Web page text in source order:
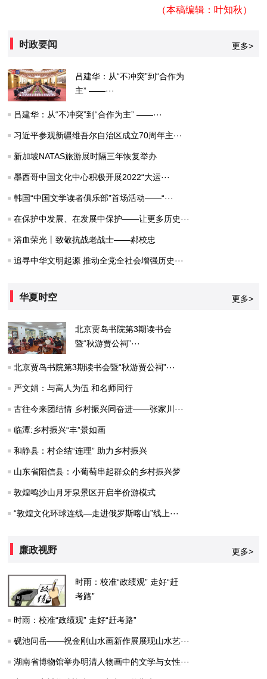
（本稿编辑：叶知秋）
时政要闻 更多>
吕建华：从“不冲突”到“合作为
主” ——···
吕建华：从“不冲突”到“合作为主” ——···
习近平参观新疆维吾尔自治区成立70周年主···
新加坡NATAS旅游展时隔三年恢复举办
墨西哥中国文化中心积极开展2022“大运···
韩国“中国文学读者俱乐部”首场活动——“···
在保护中发展、在发展中保护——让更多历史···
浴血荣光丨致敬抗战老战士——郝校忠
追寻中华文明起源 推动全党全社会增强历史···
华夏时空 更多>
北京贾岛书院第3期读书会
暨“秋游贾公祠”···
北京贾岛书院第3期读书会暨“秋游贾公祠”···
严文娟：与高人为伍 和名师同行
古往今来团结情 乡村振兴同奋进——张家川···
临潭:乡村振兴“丰”景如画
和静县：村企结“连理” 助力乡村振兴
山东省阳信县：小葡萄串起群众的乡村振兴梦
敦煌鸣沙山月牙泉景区开启半价游模式
“敦煌文化环球连线—走进俄罗斯喀山”线上···
廉政视野 更多>
时雨：校准“政绩观” 走好“赶
考路”
时雨：校准“政绩观” 走好“赶考路”
砚池问岳——祝金刚山水画新作展展现山水艺···
湖南省博物馆举办明清人物画中的文学与女性···